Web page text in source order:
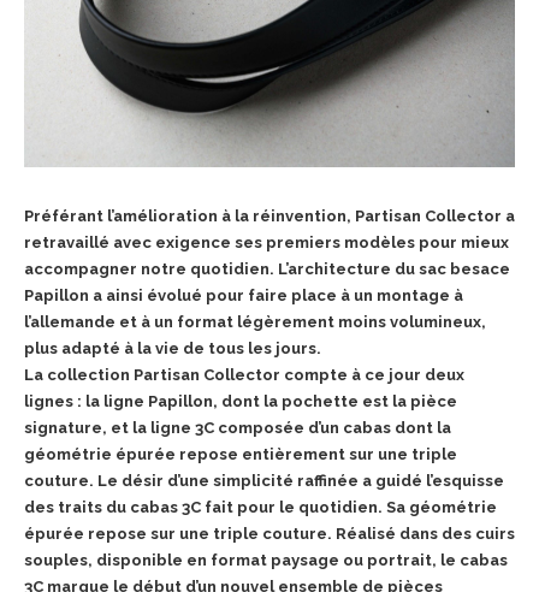
Préférant l’amélioration à la réinvention, Partisan Collector a
retravaillé avec exigence ses premiers modèles pour mieux
accompagner notre quotidien. L’architecture du sac besace
Papillon a ainsi évolué pour faire place à un montage à
l’allemande et à un format légèrement moins volumineux,
plus adapté à la vie de tous les jours.
La collection Partisan Collector compte à ce jour deux
lignes : la ligne Papillon, dont la pochette est la pièce
signature, et la ligne 3C composée d’un cabas dont la
géométrie épurée repose entièrement sur une triple
couture. Le désir d’une simplicité raffinée a guidé l’esquisse
des traits du cabas 3C fait pour le quotidien. Sa géométrie
épurée repose sur une triple couture. Réalisé dans des cuirs
souples, disponible en format paysage ou portrait, le cabas
3C marque le début d’un nouvel ensemble de pièces